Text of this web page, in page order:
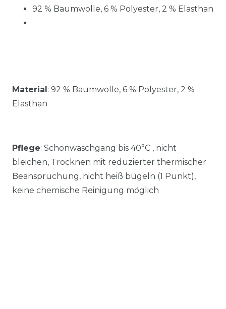
92 % Baumwolle, 6 % Polyester, 2 % Elasthan
Material: 92 % Baumwolle, 6 % Polyester, 2 %
Elasthan
Pflege: Schonwaschgang bis 40°C , nicht
bleichen, Trocknen mit reduzierter thermischer
Beanspruchung, nicht heiß bügeln (1 Punkt),
keine chemische Reinigung möglich